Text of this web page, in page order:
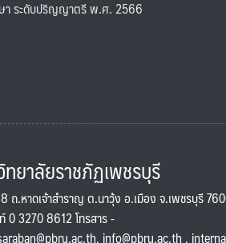
า ระดับปริญญาตรี พ.ศ. 2566
ทยาลัยราชภัฏเพชรบุรี
ถ.หาดเจ้าสำราญ ต.นาวุ้ง อ.เมือง จ.เพชรบุรี
0 3270 8612 โทรสาร -
, info@pbru.ac.th ,